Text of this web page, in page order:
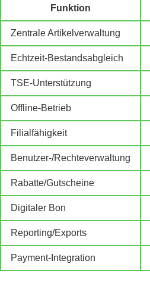
Funktion
Zentrale Artikelverwaltung
Echtzeit-Bestandsabgleich
TSE-Unterstützung
Offline-Betrieb
Filialfähigkeit
Benutzer-/Rechteverwaltung
Rabatte/Gutscheine
Digitaler Bon
Reporting/Exports
Payment-Integration